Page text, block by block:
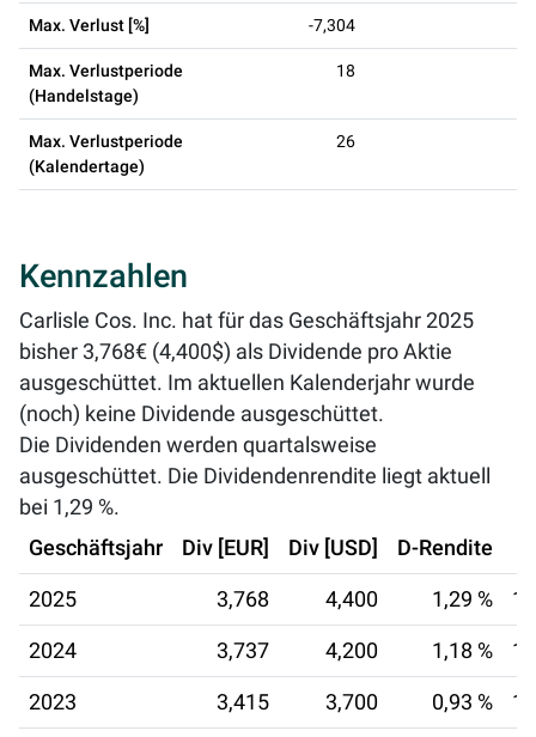
Max. Verlust [%] -7,304
Max. Verlustperiode
(Handelstage)
18
Max. Verlustperiode
(Kalendertage)
26
Kennzahlen
Carlisle Cos. Inc. hat für das Geschäftsjahr 2025
bisher 3,768€ (4,400$) als Dividende pro Aktie
ausgeschüttet. Im aktuellen Kalenderjahr wurde
(noch) keine Dividende ausgeschüttet.
Die Dividenden werden quartalsweise
ausgeschüttet. Die Dividendenrendite liegt aktuell
bei 1,29 %.
Geschäftsjahr
Div [EUR] Div [USD] D-Rendite
2025 3,768 4,400 1,29 %
2024 3,737 4,200 1,18 %
2023 3,415 3,700 0,93 %